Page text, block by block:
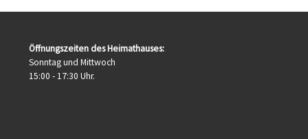
Öffnungszeiten des Heimathauses:
Sonntag und Mittwoch
15:00 - 17:30 Uhr.